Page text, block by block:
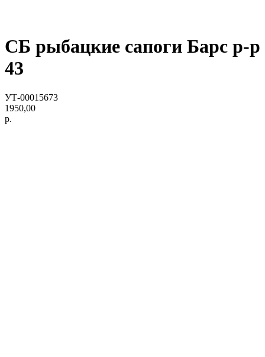
СБ рыбацкие сапоги Барс р-р
43
УТ-00015673
1950,00
р.